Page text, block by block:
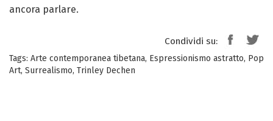
ancora parlare.
Condividi su:
Tags: Arte contemporanea tibetana, Espressionismo astratto, Pop
Art, Surrealismo, Trinley Dechen